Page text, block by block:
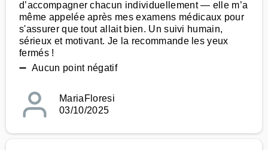
d’accompagner chacun individuellement — elle m’a
même appelée après mes examens médicaux pour
s'assurer que tout allait bien. Un suivi humain,
sérieux et motivant. Je la recommande les yeux
fermés !
➖ Aucun point négatif
MariaFloresi
03/10/2025